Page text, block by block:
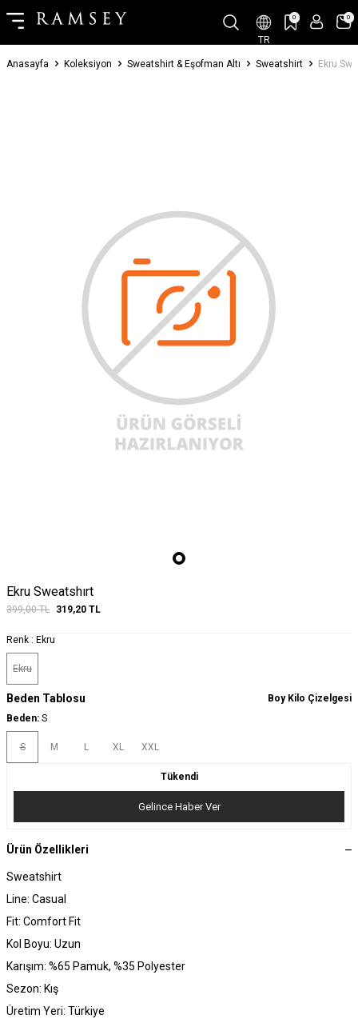
TR
0 0
Anasayfa Koleksiyon Sweatshirt & Eşofman Altı Sweatshirt Ekru
Ekru Sweatshırt
399,00TL 319,20 TL
Renk : Ekru
Ekru
Beden Tablosu
Boy Kilo Çizelgesi
Beden: S
S M L XL XXL
Tükendi
Gelince Haber Ver
Ürün Özellikleri
Sweatshirt
Line: Casual
Fit: Comfort Fit
Kol Boyu: Uzun
Karışım: %65 Pamuk, %35 Polyester
Sezon: Kış
Üretim Yeri: Türkiye